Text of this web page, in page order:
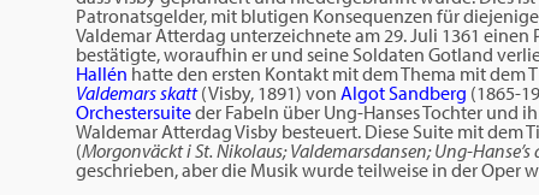
Patronatsgelder, mit blutigen Konsequenzen für
Valdemar Atterdag unterzeichnete am 29. Juli 1361
bestätigte, woraufhin er und seine Soldaten Gotland
Hallén hatte den ersten Kontakt mit dem Thema mit dem
Valdemars skatt(Visby, 1891) von Algot Sandberg (1865-
Orchestersuiteder Fabeln über Ung-Hanses Tochter und
Waldemar Atterdag Visby besteuert. Diese Suite mit dem
(Morgonväckt i St. Nikolaus; Valdemarsdansen; Ung-
geschrieben, aber die Musik wurde teilweise in der Oper